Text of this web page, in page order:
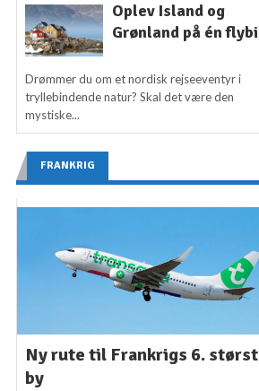
Oplev Island og
Grønland på én
Drømmer du om et nordisk rejseeventyr i
tryllebindende natur? Skal det være den
mystiske...
FRANKRIG
Ny rute til Frankrigs 6.
by